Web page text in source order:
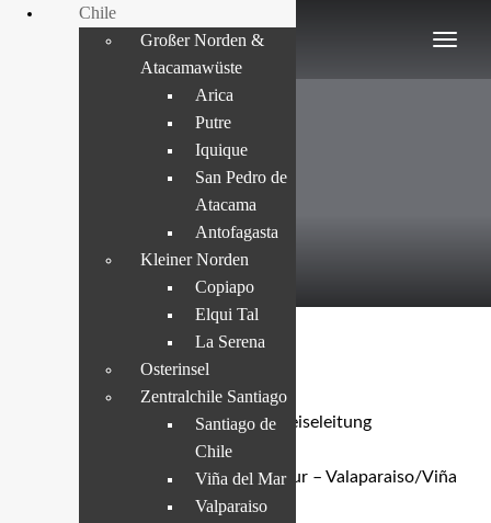
Santiago Plus
Geführte Tagesausflüge mit Reiseleitung
4 Tage / 3 Nächte
Highlights: Santiago – City Tour – Valaparaiso/Viña
Chile
Großer Norden &
Atacamawüste
Arica
Putre
Iquique
San Pedro de
Atacama
Antofagasta
Kleiner Norden
Copiapo
Elqui Tal
La Serena
Osterinsel
Zentralchile Santiago
Santiago de
Chile
Viña del Mar
Valparaiso